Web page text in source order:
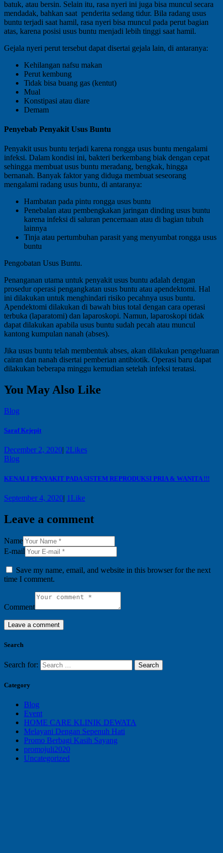
batuk, atau bersin. Selain itu, rasa nyeri ini juga bisa muncul secara
mendadak, bahkan saat penderita sedang tidur. Bila radang usus
buntu terjadi saat hamil, rasa nyeri bisa muncul pada perut bagian
atas, karena posisi usus buntu menjadi lebih tinggi saat hamil.
Gejala nyeri perut tersebut dapat disertai gejala lain, di antaranya:
Kehilangan nafsu makan
Perut kembung
Tidak bisa buang gas (kentut)
Mual
Konstipasi atau diare
Demam
Penyebab Penyakit Usus Buntu
Penyakit usus buntu terjadi karena rongga usus buntu mengalami
infeksi. Dalam kondisi ini, bakteri berkembang biak dengan cepat
sehingga membuat usus buntu meradang, bengkak, hingga
bernanah. Banyak faktor yang diduga membuat seseorang
mengalami radang usus buntu, di antaranya:
Hambatan pada pintu rongga usus buntu
Penebalan atau pembengkakan jaringan dinding usus buntu
karena infeksi di saluran pencernaan atau di bagian tubuh
lainnya
Tinja atau pertumbuhan parasit yang menyumbat rongga usus
buntu
Pengobatan Usus Buntu.
Penanganan utama untuk penyakit usus buntu adalah dengan
prosedur operasi pengangkatan usus buntu atau apendektomi. Hal
ini dilakukan untuk menghindari risiko pecahnya usus buntu.
Apendektomi dilakukan di bawah bius total dengan cara operasi
terbuka (laparatomi) dan laparoskopi. Namun, laparoskopi tidak
dapat dilakukan apabila usus buntu sudah pecah atau muncul
kantong kumpulan nanah (abses).
Jika usus buntu telah membentuk abses, akan dilakukan pengeluaran
cairan dan nanah disertai pemberian antibiotik. Operasi baru dapat
dilakukan beberapa minggu kemudian setelah infeksi teratasi.
You May Also Like
Blog
Saraf Kejepit
December 2, 2020| 2Likes
Blog
KENALI PENYAKIT PADA SISTEM REPRODUKSI PRIA & WANITA !!!
September 4, 2020| 1 Like
Leave a comment
Name
E-mail
Save my name, email, and website in this browser for the next
time I comment.
Comment
Search
Search for:
Category
Blog
Event
HOME CARE KLINIK DEWATA
Melayani Dengan Sepenuh Hati
Promo Berbagi Kasih Sayang
promojuli2020
Uncategorized